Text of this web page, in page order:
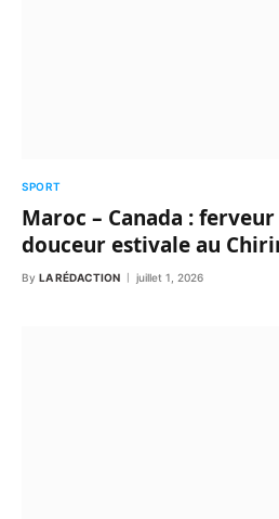
SPORT
Maroc – Canada :
douceur estivale au
By LA RÉDACTION juillet 1, 2026